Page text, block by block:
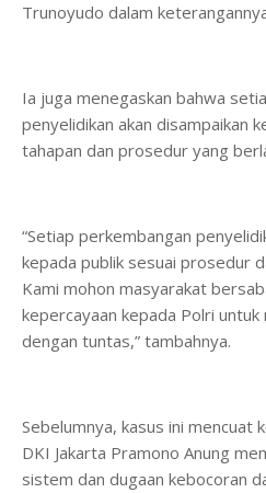
Trunoyudo dalam
Ia juga menegaskan bahwa
penyelidikan akan disampaikan
tahapan dan prosedur yang
“Setiap perkembangan
kepada publik sesuai prosedur
Kami mohon masyarakat
kepercayaan kepada Polri untuk
dengan tuntas,” tambahnya.
Sebelumnya, kasus ini mencuat
DKI Jakarta Pramono Anung
sistem dan dugaan kebocoran